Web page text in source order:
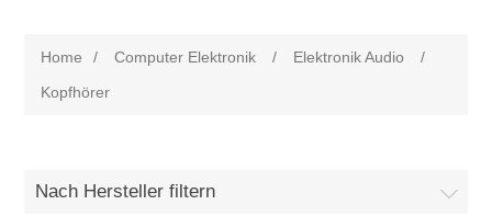
Home / Computer Elektronik / Elektronik Audio
/
Kopfhörer
Nach Hersteller filtern